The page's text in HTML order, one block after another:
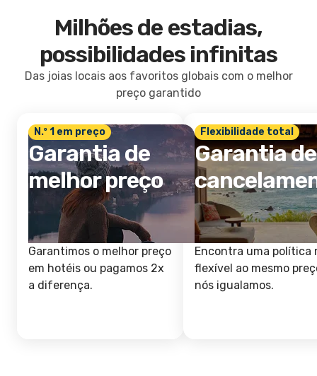
Milhões de estadias,
possibilidades infinitas
Das joias locais aos favoritos globais com o melhor
preço garantido
N.º 1 em preço
Garantia de
melhor preço
Garantimos o melhor preço
em hotéis ou pagamos 2x
a diferença.
Flexibilidade total
Garantia de
Encontra uma política
flexível ao mesmo
nós igualamos.